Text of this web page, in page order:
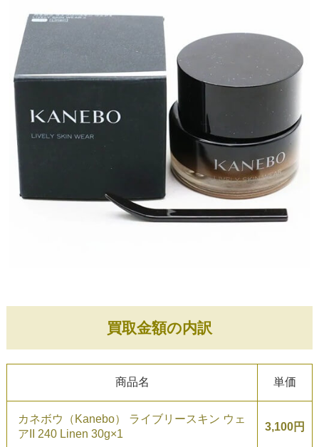
買取金額の内訳
商品名 単価
カネボウ（Kanebo） ライブリースキン ウェ
アII 240 Linen 30g×1
3,100円